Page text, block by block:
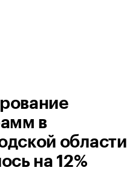
в
области
на 12%